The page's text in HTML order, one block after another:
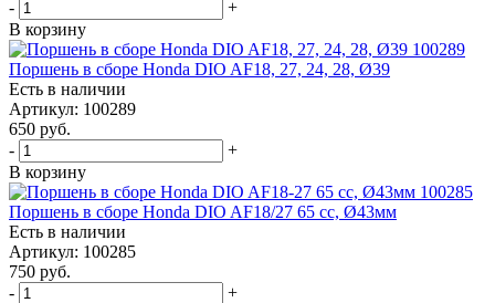
-
+
В корзину
Поршень в сборе Honda DIO AF18, 27, 24, 28, Ø39
Есть в наличии
Артикул: 100289
650 руб.
-
+
В корзину
Поршень в сборе Honda DIO AF18/27 65 cc, Ø43мм
Есть в наличии
Артикул: 100285
750 руб.
-
+